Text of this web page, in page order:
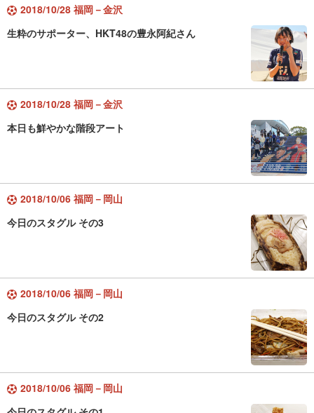
2018/10/28 福岡－金沢
生粋のサポーター、HKT48の豊永阿紀さん
2018/10/28 福岡－金沢
本日も鮮やかな階段アート
2018/10/06 福岡－岡山
今日のスタグル その3
2018/10/06 福岡－岡山
今日のスタグル その2
2018/10/06 福岡－岡山